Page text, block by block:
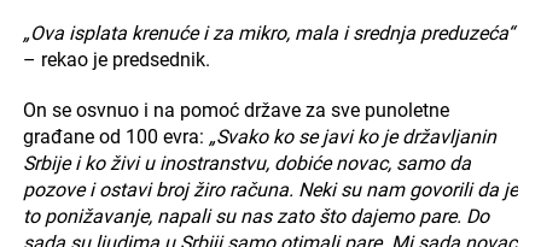
„Ova isplata krenuće i za mikro, mala i srednja preduzeća“
– rekao je predsednik.
On se osvnuo i na pomoć države za sve punoletne
građane od 100 evra: „Svako ko se javi ko je državljanin
Srbije i ko živi u inostranstvu, dobiće novac, samo da
pozove i ostavi broj žiro računa. Neki su nam govorili da je
to ponižavanje, napali su nas zato što dajemo pare. Do